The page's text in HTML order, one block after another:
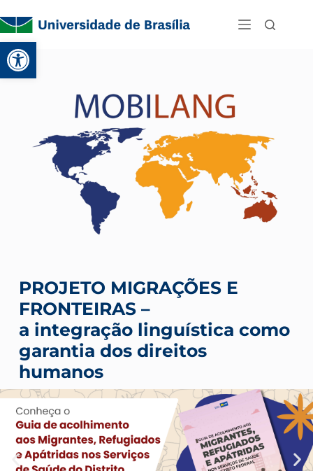
Abrir a barra de
PROJETO MIGRAÇÕES E
FRONTEIRAS –
a integração linguística como
garantia dos direitos
humanos